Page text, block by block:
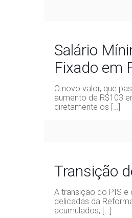
Salário
Fixado em
O novo valor, que
aumento de R$103
diretamente os […]
Transição
A transição do PIS e
delicadas da
acumulados, […]